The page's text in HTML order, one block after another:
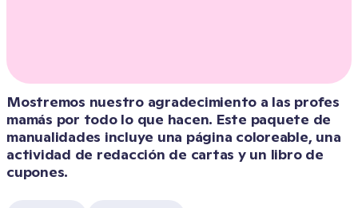
Mostremos nuestro agradecimiento a las profes
mamás por todo lo que hacen. Este paquete de
manualidades incluye una página coloreable, una
actividad de redacción de cartas y un libro de
cupones.